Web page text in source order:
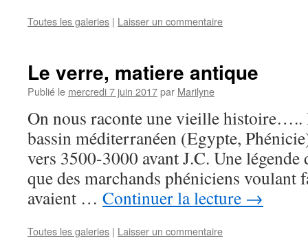
Toutes les galeries | Laisser un commentaire
Le verre, matiere antique
Publié le mercredi 7 juin 2017par Marilyne
On nous raconte une vieille histoire…..
bassin méditerranéen (Egypte,
vers 3500-3000 avant J.C. Une légende
que des marchands phéniciens voulant
avaient … Continuer la lecture →
Toutes les galeries | Laisser un commentaire